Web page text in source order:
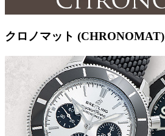
クロノマット (CHRONOMAT)